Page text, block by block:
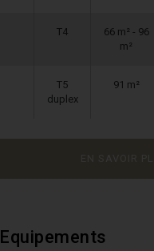
T4
66 m² - 96
m²
T5
duplex
91 m²
Equipements